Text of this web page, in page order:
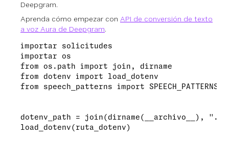
Deepgram.
Aprenda cómo empezar con API de conversión de texto
a voz Aura de Deepgram.
importar solicitudes
importar os
from os.path import join, dirname
from dotenv import load_dotenv
from speech_patterns import SPEECH_PATTERNS
dotenv_path = join(dirname(__archivo__),
load_dotenv(ruta_dotenv)